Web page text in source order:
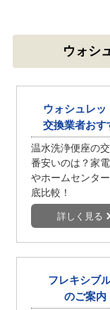
ウォシ
ウォシュレッ
交換業者おす
温水洗浄便座の
番安いのは？家
やホームセンタ
底比較！
詳しく見る
フレキシブ
のご案内